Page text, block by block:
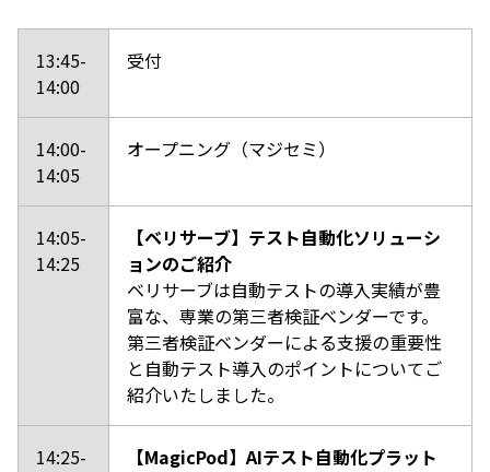
13:45-
14:00
受付
14:00-
14:05
オープニング（マジセミ）
14:05-
14:25
【ベリサーブ】テスト自動化ソリューシ
ョンのご紹介
ベリサーブは自動テストの導入実績が豊
富な、専業の第三者検証ベンダーです。
第三者検証ベンダーによる支援の重要性
と自動テスト導入のポイントについてご
紹介いたしました。
14:25-
【MagicPod】AIテスト自動化プラット